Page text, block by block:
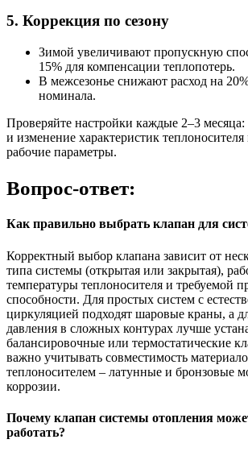
5. Коррекция по сезону
Зимой увеличивают пропускную
15% для компенсации теплопотерь.
В межсезонье снижают расход на
номинала.
Проверяйте настройки каждые 2–3
и изменение характеристик теплоносителя
рабочие параметры.
Вопрос-ответ:
Как правильно выбрать клапан для
Корректный выбор клапана зависит от
типа системы (открытая или закрытая),
температуры теплоносителя и требуемой
способности. Для простых систем с
циркуляцией подходят шаровые краны, а
давления в сложных контурах лучше
балансировочные или термостатические
важно учитывать совместимость
теплоносителем – латунные и бронзовые
коррозии.
Почему клапан системы отопления
работать?